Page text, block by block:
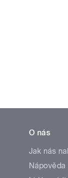
O nás
Jak nás
Nápověda